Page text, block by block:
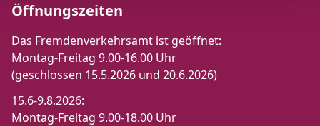
Öffnungszeiten
Das Fremdenverkehrsamt ist geöffnet:
Montag-Freitag 9.00-16.00 Uhr
(geschlossen 15.5.2026 und 20.6.2026)
15.6-9.8.2026:
Montag-Freitag 9.00-18.00 Uhr